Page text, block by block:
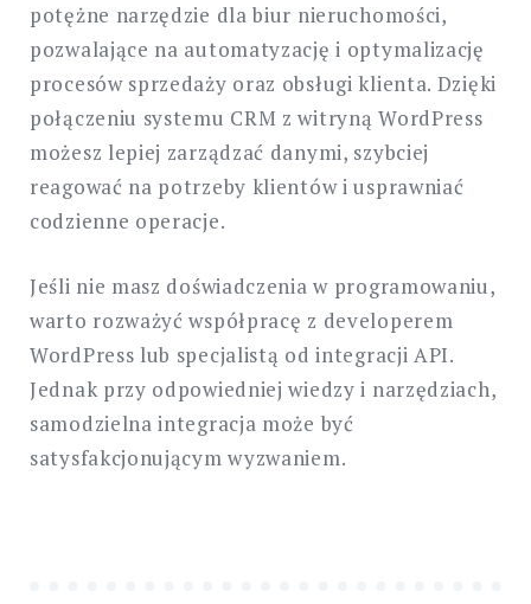
potężne narzędzie dla biur nieruchomości,
pozwalające na automatyzację i optymalizację
procesów sprzedaży oraz obsługi klienta. Dzięki
połączeniu systemu CRM z witryną WordPress
możesz lepiej zarządzać danymi, szybciej
reagować na potrzeby klientów i usprawniać
codzienne operacje.
Jeśli nie masz doświadczenia w programowaniu,
warto rozważyć współpracę z developerem
WordPress lub specjalistą od integracji API.
Jednak przy odpowiedniej wiedzy i narzędziach,
samodzielna integracja może być
satysfakcjonującym wyzwaniem.